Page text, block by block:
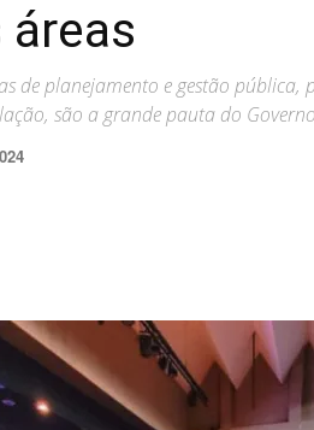
de planejamento e gestão
são a grande pauta do Governo